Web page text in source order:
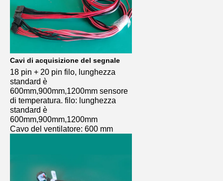
Cavi di acquisizione del segnale
18 pin + 20 pin filo, lunghezza
standard è
600mm,900mm,1200mm sensore
di temperatura. filo: lunghezza
standard è
600mm,900mm,1200mm
Cavo del ventilatore: 600 mm